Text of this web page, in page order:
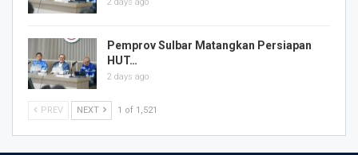
Pemprov Sulbar Matangkan Persiapan
HUT…
2 days ago
PREV NEXT 1 of 1,521